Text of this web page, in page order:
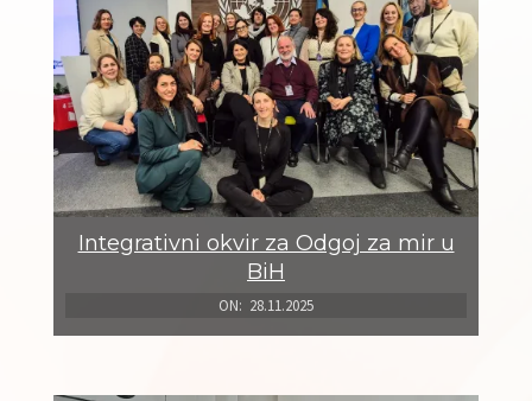
Integrativni okvir za Odgoj za mir u
BiH
ON: 28.11.2025